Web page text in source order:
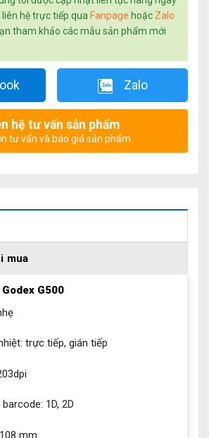
hệ trực tiếp qua Fanpage hoặc Zalo
tham khảo các mẫu sản phẩm mới
Zalo
hệ tư vấn sản phẩm
tư vấn và báo giá sản phẩm
mua
G500
trực tiếp, gián tiếp
1D, 2D
mm